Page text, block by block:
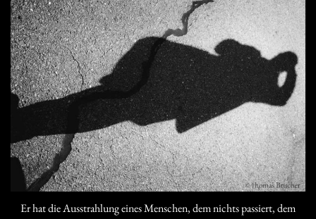
Er hat die Ausstrahlung eines Menschen, dem nichts passiert, dem